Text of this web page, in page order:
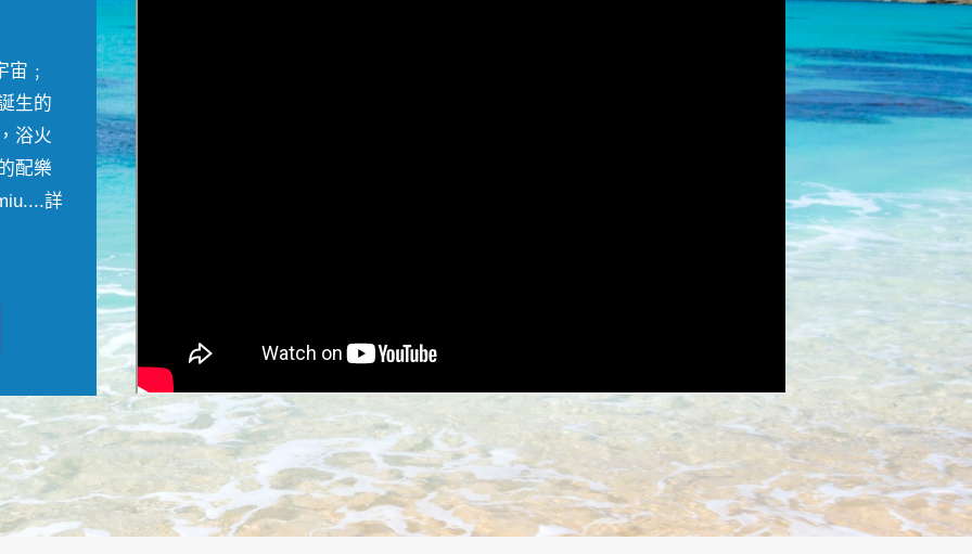
﹔
生的
浴火
配樂
詳